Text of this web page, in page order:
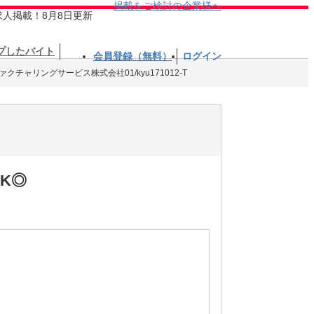
人掲載！8月8日更新
掲載をご検討の企業様へ
したバイト 会員登録（無料） ログイン
クチャリングサービス株式会社01/kyu171012-T